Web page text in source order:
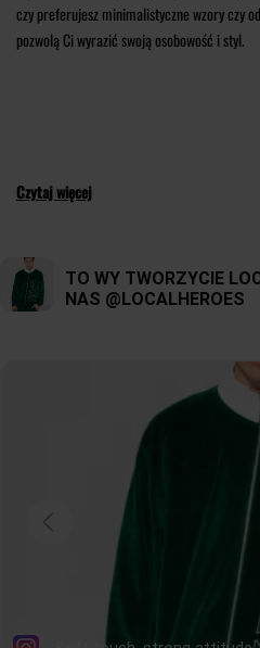
czy preferujesz minimalistyczne wzory czy
pozwolą Ci wyrazić swoją osobowość i styl.
Czytaj więcej